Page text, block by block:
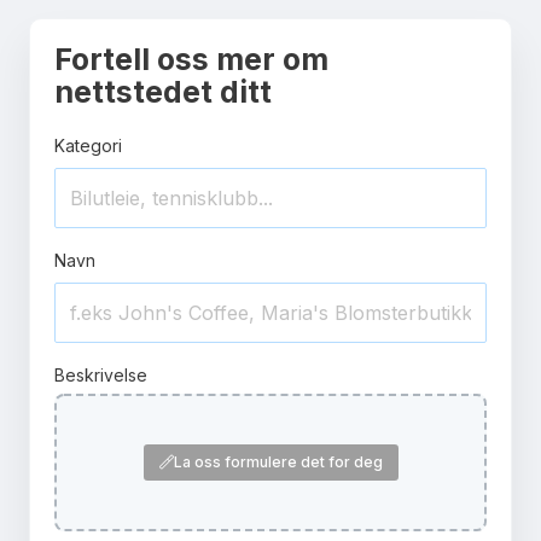
Fortell oss mer om
nettstedet ditt
Kategori
Navn
Beskrivelse
La oss formulere det for deg